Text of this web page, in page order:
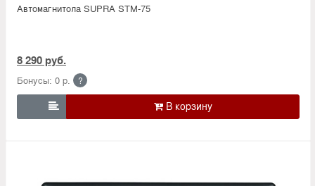
Автомагнитола SUPRA STM-75
8 290 руб.
Бонусы: 0 р. ?
